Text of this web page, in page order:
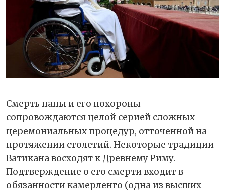
Смерть папы и его похороны
сопровождаются целой серией сложных
церемониальных процедур, отточенной на
протяжении столетий. Некоторые традиции
Ватикана восходят к Древнему Риму.
Подтверждение о его смерти входит в
обязанности камерленго (одна из высших